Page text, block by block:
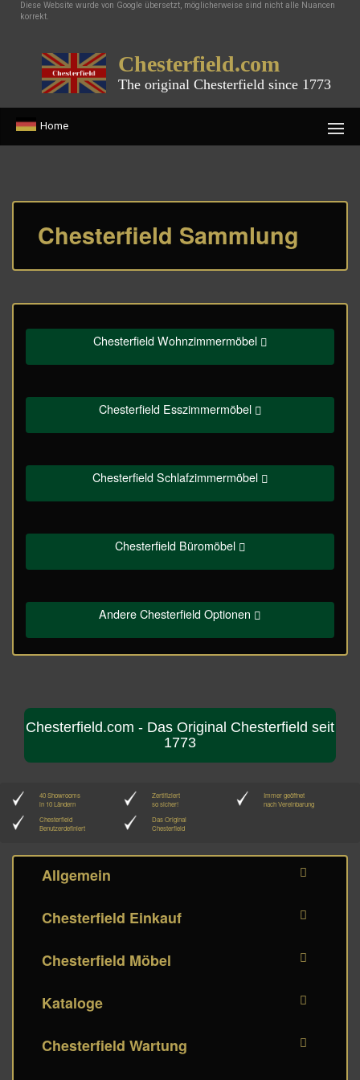
Diese Website wurde von Google übersetzt, möglicherweise sind nicht alle Nuancen
korrekt.
Chesterfield.com
The original Chesterfield since 1773
Home
Chesterfield Sammlung
Chesterfield Wohnzimmermöbel
Chesterfield Esszimmermöbel
Chesterfield Schlafzimmermöbel
Chesterfield Büromöbel
Andere Chesterfield Optionen
Chesterfield.com - Das Original Chesterfield seit
1773
40 Showrooms
in 10 Ländern
Zertifiziert
so sicher!
Immer geöffnet
nach Vereinbarung
Chesterfield
Benutzerdefiniert
Das Original
Chesterfield
Allgemein
Chesterfield Einkauf
Chesterfield Möbel
Kataloge
Chesterfield Wartung